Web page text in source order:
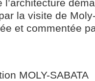
l’architecture
la visite de
et commentée
MOLY-SABATA